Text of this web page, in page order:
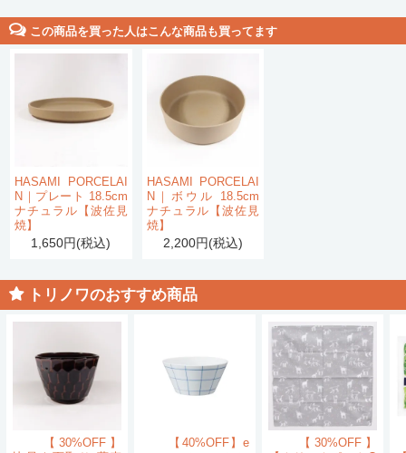
この商品を買った人はこんな商品も買ってます
HASAMI PORCELAI
N｜プレート 18.5cm
ナチュラル【波佐見
焼】
1,650円(税込)
HASAMI PORCELAI
N｜ボウル 18.5cm
ナチュラル【波佐見
焼】
2,200円(税込)
トリノワのおすすめ商品
【30%OFF】
【40%OFF】e
【30%OFF】